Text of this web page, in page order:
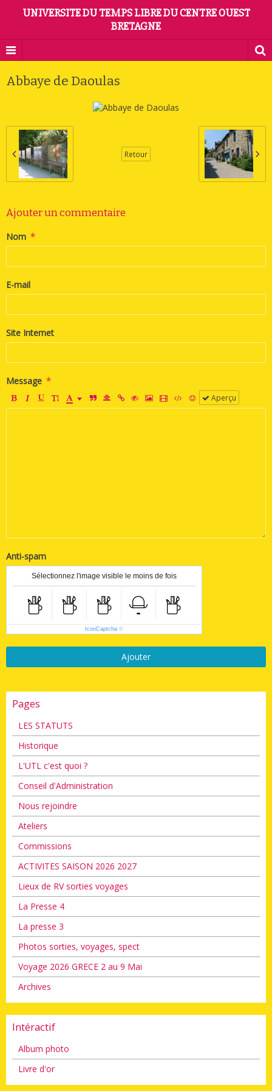
UNIVERSITE DU TEMPS LIBRE DU CENTRE OUEST
BRETAGNE
Abbaye de Daoulas
Retour
Ajouter un commentaire
Nom
E-mail
Site Internet
Message
Aperçu
Anti-spam
Sélectionnez l'image visible le moins de fois
IconCaptcha ©
Ajouter
Pages
LES STATUTS
Historique
L'UTL c'est quoi ?
Conseil d'Administration
Nous rejoindre
Ateliers
Commissions
ACTIVITES SAISON 2026 2027
Lieux de RV sorties voyages
La Presse 4
La presse 3
Photos sorties, voyages, spect
Voyage 2026 GRECE 2 au 9 Mai
Archives
Intéractif
Album photo
Livre d'or